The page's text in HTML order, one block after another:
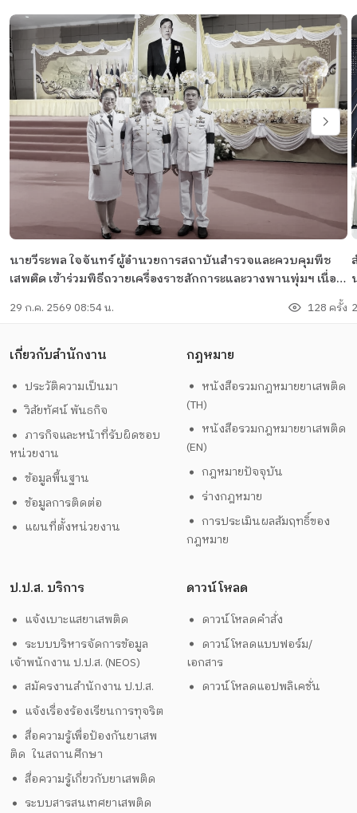
นายวีระพล ใจจันทร์ ผู้อำนวยการสถาบันสำรวจและควบคุมพืช
เสพติด เข้าร่วมพิธีถวายเครื่องราชสักการะและวางพานพุ่มฯ เนื่อง
29 ก.ค. 2569 08:54 น. 128 ครั้ง
เกี่ยวกับสำนักงาน
ประวัติความเป็นมา
วิสัยทัศน์ พันธกิจ
ภารกิจและหน้าที่รับผิดชอบ
หน่วยงาน
ข้อมูลพื้นฐาน
ข้อมูลการติดต่อ
แผนที่ตั้งหน่วยงาน
กฎหมาย
หนังสือรวมกฎหมายยาเสพติด
(TH)
หนังสือรวมกฎหมายยาเสพติด
(EN)
กฎหมายปัจจุบัน
ร่างกฎหมาย
การประเมินผลสัมฤทธิ์ของ
กฎหมาย
ป.ป.ส. บริการ
แจ้งเบาะแสยาเสพติด
ระบบบริหารจัดการข้อมูล
เจ้าพนักงาน ป.ป.ส. (NEOS)
สมัครงานสำนักงาน ป.ป.ส.
แจ้งเรื่องร้องเรียนการทุจริต
สื่อความรู้เพื่อป้องกันยาเสพ
ติด ในสถานศึกษา
สื่อความรู้เกี่ยวกับยาเสพติด
ระบบสารสนเทศยาเสพติด
ดาวน์โหลด
ดาวน์โหลดคำสั่ง
ดาวน์โหลดแบบฟอร์ม/
เอกสาร
ดาวน์โหลดแอปพลิเคชั่น